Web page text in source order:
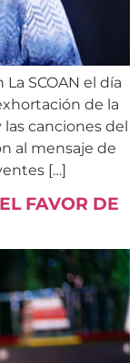
SCOAN el día
de la
las canciones del
al mensaje de
[…]
FAVOR DE